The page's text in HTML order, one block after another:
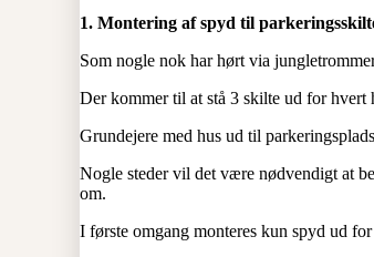
1. Montering af spyd til
Som nogle nok har hørt via
Der kommer til at stå 3 skilte ud for hvert
Grundejere med hus ud til
Nogle steder vil det være nødvendigt at
om.
I første omgang monteres kun spyd ud